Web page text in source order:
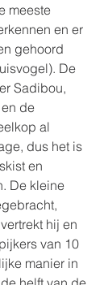
meeste
en er
gehoord
De
Sadibou,
de
al
dus het is
en
De kleine
hij en
van 10
manier in